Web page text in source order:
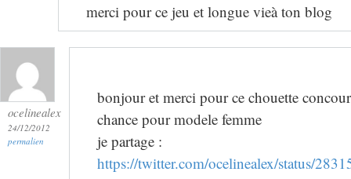
merci pour ce jeu et longue vieà ton blog
ocelinealex
24/12/2012
permalien
bonjour et merci pour ce chouette
chance pour modele femme
je partage :
https://twitter.com/ocelinealex/status/